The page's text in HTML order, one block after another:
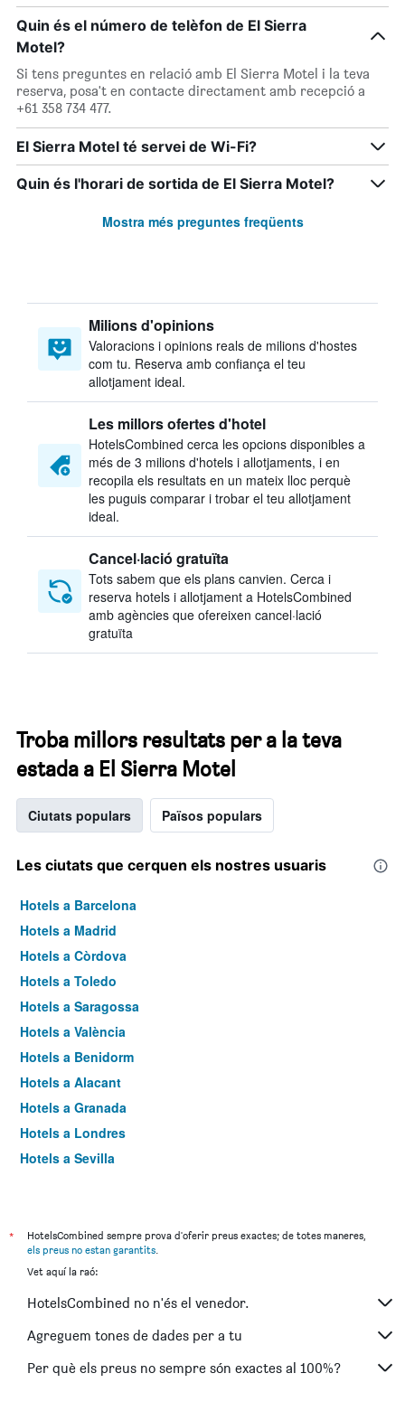
Quin és el número de telèfon de El Sierra
Motel?
Si tens preguntes en relació amb El Sierra Motel i la teva
reserva, posa't en contacte directament amb recepció a
+61 358 734 477.
El Sierra Motel té servei de Wi-Fi?
Quin és l'horari de sortida de El Sierra Motel?
Mostra més preguntes freqüents
Milions d'opinions
Valoracions i opinions reals de milions d'hostes
com tu. Reserva amb confiança el teu
allotjament ideal.
Les millors ofertes d'hotel
HotelsCombined cerca les opcions disponibles a
més de 3 milions d'hotels i allotjaments, i en
recopila els resultats en un mateix lloc perquè
les puguis comparar i trobar el teu allotjament
ideal.
Cancel·lació gratuïta
Tots sabem que els plans canvien. Cerca i
reserva hotels i allotjament a HotelsCombined
amb agències que ofereixen cancel·lació
gratuïta
Troba millors resultats per a la teva
estada a El Sierra Motel
Ciutats populars Països populars
Les ciutats que cerquen els nostres usuaris
Hotels a Barcelona
Hotels a Madrid
Hotels a Còrdova
Hotels a Toledo
Hotels a Saragossa
Hotels a València
Hotels a Benidorm
Hotels a Alacant
Hotels a Granada
Hotels a Londres
Hotels a Sevilla
*
HotelsCombined sempre prova d'oferir preus exactes; de totes maneres,
els preus no estan garantits.
Vet aquí la raó:
HotelsCombined no n'és el venedor.
Agreguem tones de dades per a tu
Per què els preus no sempre són exactes al 100%?